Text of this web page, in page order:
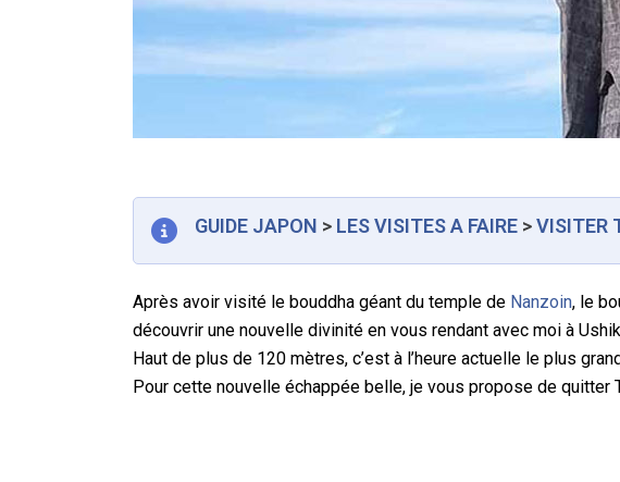
GUIDE JAPON > LES VISITES A FAIRE >VISITER
Après avoir visité le bouddha géant du temple de Nanzoin, le
découvrir une nouvelle divinité en vous rendant avec moi à
Haut de plus de 120 mètres, c’est à l’heure actuelle le plus
Pour cette nouvelle échappée belle, je vous propose de quitter